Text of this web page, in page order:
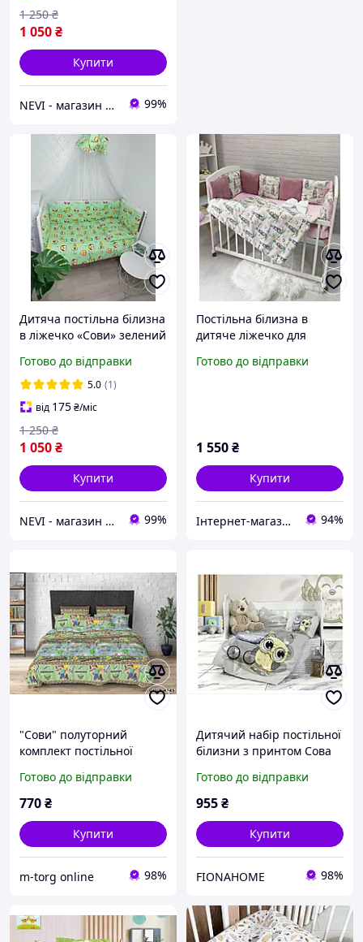
1 050₴
1 250 ₴
Купити
NEVI - магазин дитячих товарів 99%
Дитяча постільна білизна
в ліжечко «Сови» зелений
Готово до відправки
5.0 (1)
від 175₴/міс
1 050₴
1 250 ₴
Купити
NEVI - магазин дитячих товарів 99%
Постільна білизна в
дитяче ліжечко для
сторони, комплект з
Готово до відправки
1 550₴
Купити
Інтернет-магазин "Gladyss" 94%
"Сови" полуторний
комплект постільної
дитячим малюнком,
тканина сатин 100%
Готово до відправки
770₴
Купити
m-torg online 98%
Дитячий набір постільної
білизни з принтом Сова
Готово до відправки
955₴
Купити
FIONAHOME 98%